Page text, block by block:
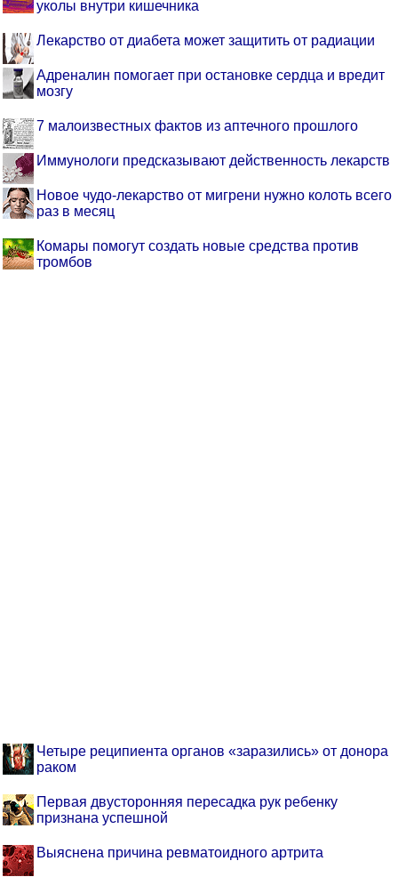
уколы внутри кишечника
Лекарство от диабета может защитить от радиации
Адреналин помогает при остановке сердца и вредит
мозгу
7 малоизвестных фактов из аптечного прошлого
Иммунологи предсказывают действенность лекарств
Новое чудо-лекарство от мигрени нужно колоть всего
раз в месяц
Комары помогут создать новые средства против
тромбов
Четыре реципиента органов «заразились» от донора
раком
Первая двусторонняя пересадка рук ребенку
признана успешной
Выяснена причина ревматоидного артрита